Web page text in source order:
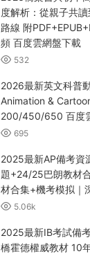
度解析：從親子共
路線 附
頻 百度雲網盤下載
532
2026最新英文科普
Animation &
200/450/650 百度
695
2025最新AP備考資
題+24/25巴朗教材
材合集+機考模拟｜
5.06k
2025最新IB考試備
橋霍德權威教材 10